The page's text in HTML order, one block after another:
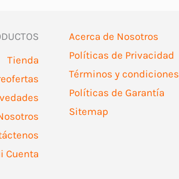
pueden
elegir
en
la
Tienda
Cuenta
Acerca de Nosotros
Políticas de Privacidad
Términos y condiciones
Políticas de Garantía
Sitemap